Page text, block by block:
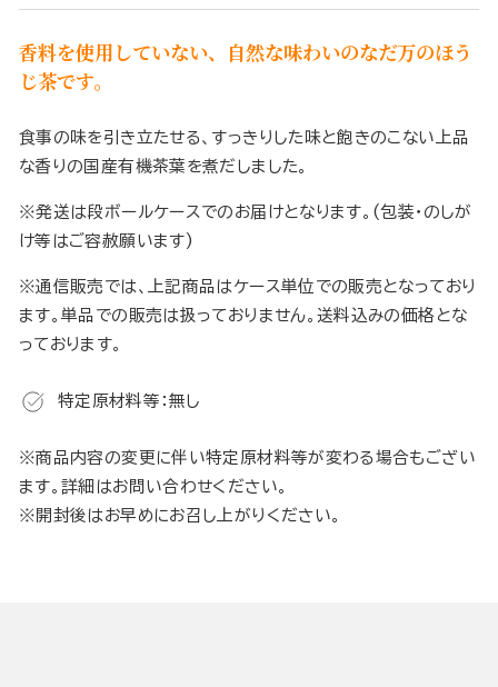
香料を使用していない、自然な味わいのなだ万のほう
じ茶です。
食事の味を引き立たせる、すっきりした味と飽きのこない上品
な香りの国産有機茶葉を煮だしました。
※発送は段ボールケースでのお届けとなります。(包装・のしが
け等はご容赦願います)
※通信販売では、上記商品はケース単位での販売となっており
ます。単品での販売は扱っておりません。送料込みの価格とな
っております。
特定原材料等：無し
※商品内容の変更に伴い特定原材料等が変わる場合もござい
ます。詳細はお問い合わせください。
※開封後はお早めにお召し上がりください。